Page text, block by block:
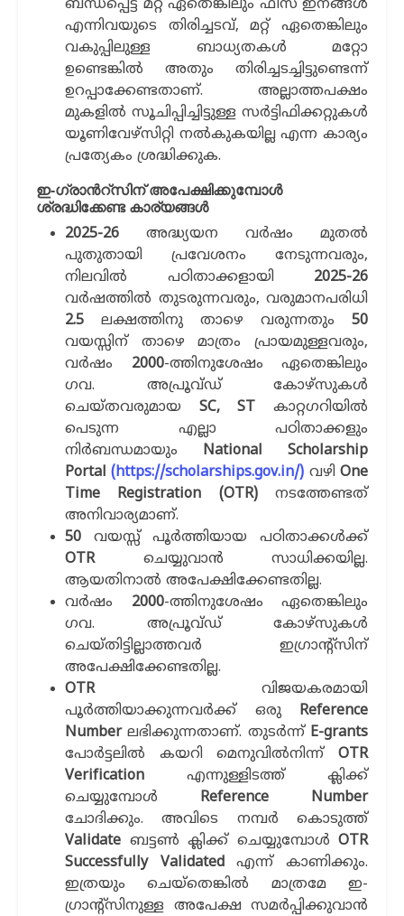
ബന്ധപ്പെട്ട മറ്റ് ഏതെങ്കിലും ഫീസ് ഇനങ്ങള്‍
എന്നിവയുടെ തിരിച്ചടവ്, മറ്റ് ഏതെങ്കിലും
വകുപ്പിലുള്ള ബാധ്യതകള്‍ മറ്റോ
ഉണ്ടെങ്കില്‍ അതും തിരിച്ചടച്ചിട്ടുണ്ടെന്ന്
ഉറപ്പാക്കേണ്ടതാണ്. അല്ലാത്തപക്ഷം
മുകളില്‍ സൂചിപ്പിച്ചിട്ടുള്ള സര്‍ട്ടിഫിക്കറ്റുകള്‍
യൂണിവേഴ്സിറ്റി നല്‍കുകയില്ല എന്ന കാര്യം
പ്രത്യേകം ശ്രദ്ധിക്കുക.
ഇ-ഗ്രാന്‍റ്സിന് അപേക്ഷിക്കുമ്പോള്‍
ശ്രദ്ധിക്കേണ്ട കാര്യങ്ങള്‍
2025-26 അദ്ധ്യയന വര്‍ഷം മുതല്‍
പുതുതായി പ്രവേശനം നേടുന്നവരും,
നിലവില്‍ പഠിതാക്കളായി 2025-26
വര്‍ഷത്തില്‍ തുടരുന്നവരും, വരുമാനപരിധി
2.5 ലക്ഷത്തിനു താഴെ വരുന്നതും 50
വയസ്സിന് താഴെ മാത്രം പ്രായമുള്ളവരും,
വര്‍ഷം 2000-ത്തിനുശേഷം ഏതെങ്കിലും
ഗവ. അപ്രൂവ്ഡ് കോഴ്സുകള്‍
ചെയ്തവരുമായ SC, STകാറ്റഗറിയില്‍
പെടുന്ന എല്ലാ പഠിതാക്കളും
നിര്‍ബന്ധമായും National Scholarship
Portal(https://scholarships.gov.in/) വഴിOne
Time Registration (OTR) നടത്തേണ്ടത്
അനിവാര്യമാണ്.
50 വയസ്സ് പൂര്‍ത്തിയായ പഠിതാക്കള്‍ക്ക്
OTRചെയ്യുവാന്‍ സാധിക്കയില്ല.
ആയതിനാല്‍ അപേക്ഷിക്കേണ്ടതില്ല.
വര്‍ഷം 2000-ത്തിനുശേഷം ഏതെങ്കിലും
ഗവ. അപ്രൂവ്ഡ് കോഴ്സുകള്‍
ചെയ്തിട്ടില്ലാത്തവര്‍ ഇഗ്രാന്‍റ്സിന്
അപേക്ഷിക്കേണ്ടതില്ല.
OTRവിജയകരമായി
പൂര്‍ത്തിയാക്കുന്നവര്‍ക്ക് ഒരു Reference
Numberലഭിക്കുന്നതാണ്. തുടര്‍ന്ന് E-grants
പോര്‍ട്ടലില്‍ കയറി മെനുവില്‍നിന്ന് OTR
Verification എന്നുള്ളിടത്ത് ക്ലിക്ക്
ചെയ്യുമ്പോള്‍ Reference Number
ചോദിക്കും. അവിടെ നമ്പര്‍ കൊടുത്ത്
Validate ബട്ടണ്‍ ക്ലിക്ക് ചെയ്യുമ്പോള്‍ OTR
Successfully Validatedഎന്ന് കാണിക്കും.
ഇത്രയും ചെയ്തെങ്കില്‍ മാത്രമേ ഇ-
ഗ്രാന്‍റ്സിനുള്ള അപേക്ഷ സമര്‍പ്പിക്കുവാന്‍